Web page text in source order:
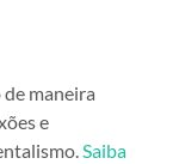
maneira
e
Saiba